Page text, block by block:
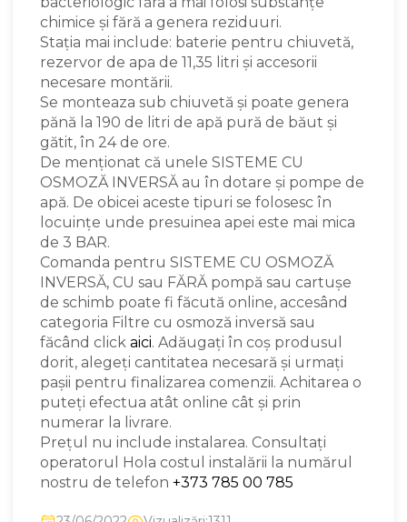
chimice și fără a genera reziduuri.
Stația mai include: baterie pentru chiuvetă,
rezervor de apa de 11,35 litri și accesorii
necesare montării.
Se monteaza sub chiuvetă și poate genera
pănă la 190 de litri de apă pură de băut și
gătit, în 24 de ore.
De menționat că unele SISTEME CU
OSMOZĂ INVERSĂ au în dotare și pompe de
apă. De obicei aceste tipuri se folosesc în
locuințe unde presuinea apei este mai mica
de 3 BAR.
Comanda pentru SISTEME CU OSMOZĂ
INVERSĂ, CU sau FĂRĂ pompă sau cartușe
de schimb poate fi făcută online, accesând
categoria Filtre cu osmoză inversă sau
făcând click aici. Adăugați în coș produsul
dorit, alegeți cantitatea necesară și urmați
pașii pentru finalizarea comenzii. Achitarea o
puteți efectua atât online cât și prin
numerar la livrare.
Prețul nu include instalarea. Consultați
operatorul Hola costul instalării la numărul
nostru de telefon +373 785 00 785